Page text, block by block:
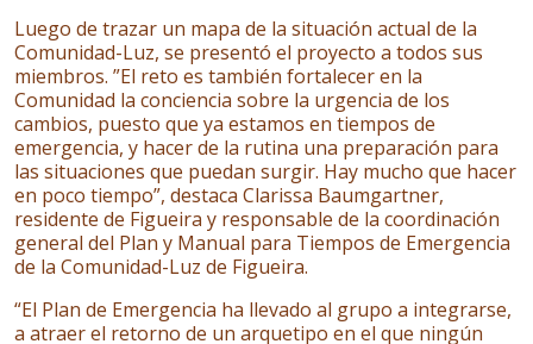
Luego de trazar un mapa de la situación actual de la
Comunidad-Luz, se presentó el proyecto a todos sus
miembros. ”El reto es también fortalecer en la
Comunidad la conciencia sobre la urgencia de los
cambios, puesto que ya estamos en tiempos de
emergencia, y hacer de la rutina una preparación para
las situaciones que puedan surgir. Hay mucho que hacer
en poco tiempo”, destaca Clarissa Baumgartner,
residente de Figueira y responsable de la coordinación
general del Plan y Manual para Tiempos de Emergencia
de la Comunidad-Luz de Figueira.
“El Plan de Emergencia ha llevado al grupo a integrarse,
a atraer el retorno de un arquetipo en el que ningún